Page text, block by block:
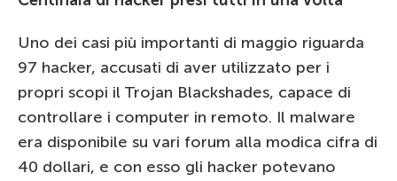
Uno dei casi più importanti di maggio riguarda
97 hacker, accusati di aver utilizzato per i
propri scopi il Trojan Blackshades, capace di
controllare i computer in remoto. Il malware
era disponibile su vari forum alla modica cifra di
40 dollari, e con esso gli hacker potevano